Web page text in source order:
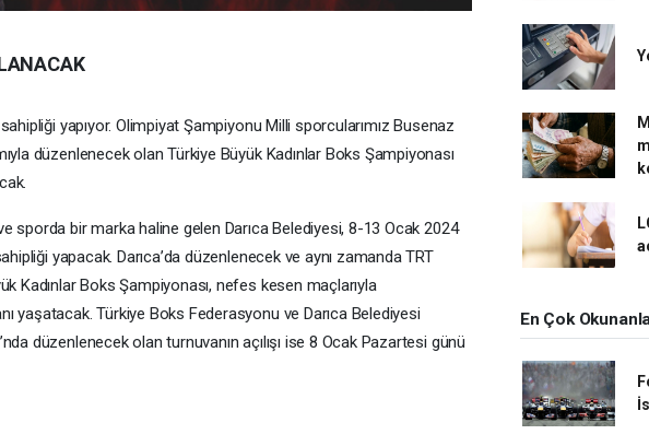
yapıyor. Olimpiyat Şampiyonu Milli sporcularımız Busenaz
düzenlenecek olan Türkiye Büyük Kadınlar Boks Şampiyonası
sporda bir marka haline gelen Darıca Belediyesi, 8-13 Ocak 2024
yapacak. Darıca’da düzenlenecek ve aynı zamanda TRT
Kadınlar Boks Şampiyonası, nefes kesen maçlarıyla
yaşatacak. Türkiye Boks Federasyonu ve Darıca Belediyesi
düzenlenecek olan turnuvanın açılışı ise 8 Ocak Pazartesi günü
En Çok